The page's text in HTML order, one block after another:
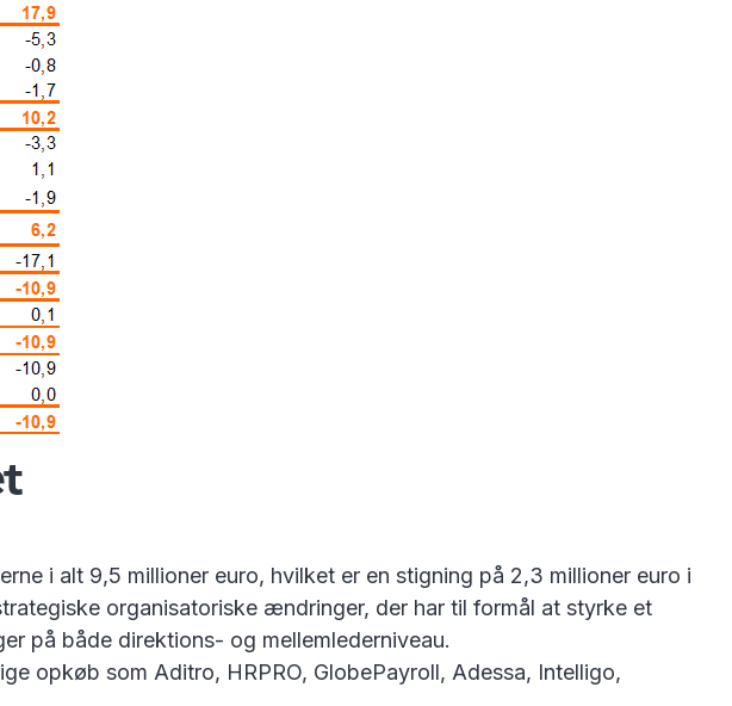
i alt 9,5 millioner euro, hvilket er en stigning på 2,3 millioner euro i
organisatoriske ændringer, der har til formål at styrke et
på både direktions- og mellemlederniveau.
opkøb som Aditro, HRPRO, GlobePayroll, Adessa, Intelligo,